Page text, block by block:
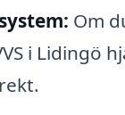
Om
i Lidingö